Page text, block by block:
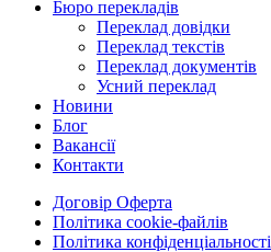
Бюро перекладів
Переклад довідки
Переклад текстів
Переклад документів
Усний переклад
Новини
Блог
Вакансії
Контакти
Договір Оферта
Політика cookie-файлів
Політика конфіденціальності